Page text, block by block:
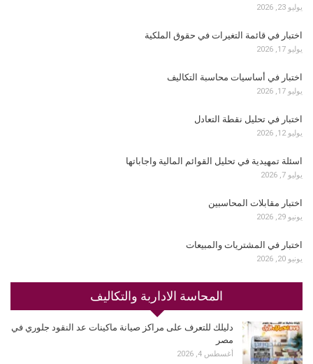
يوليو 23, 2026
اختبار في قائمة التغيرات في حقوق الملكية
يوليو 17, 2026
اختبار في أساسيات محاسبة التكاليف
يوليو 17, 2026
اختبار في تحليل نقطة التعادل
يوليو 12, 2026
اسئلة تمهيدية في تحليل القوائم المالية واجاباتها
يوليو 7, 2026
اختبار مقابلات المحاسبين
يونيو 29, 2026
اختبار في المشتريات والمبيعات
يونيو 20, 2026
المحاسة الاداربة والتكاليف
دليلك للتعرف على مراكز صيانة ماكينات عد النقود جلوري في
مصر
أغسطس 4, 2026